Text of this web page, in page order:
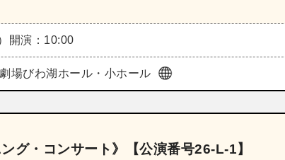
開演：10:00
場びわ湖ホール・小ホール
・コンサート》【公演番号26‐L‐1】